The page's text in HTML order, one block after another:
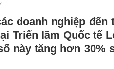
doanh nghiệp
Triển lãm Quốc tế
này tăng hơn